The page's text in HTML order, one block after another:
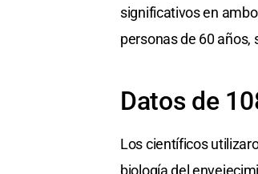
significativos en
personas de 60
Datos de
Los científicos
biología del